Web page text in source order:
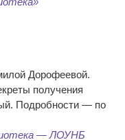
Дорофеевой.
получения
Подробности — по
— ЛОУНБ